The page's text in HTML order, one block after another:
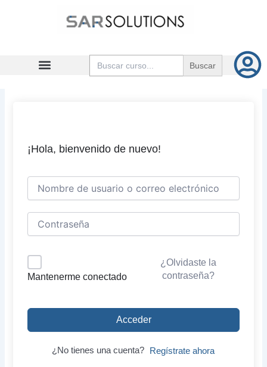
Buscar:
¡Hola, bienvenido de nuevo!
Mantenerme conectado
¿Olvidaste la
contraseña?
Acceder
¿No tienes una cuenta? Regístrate ahora